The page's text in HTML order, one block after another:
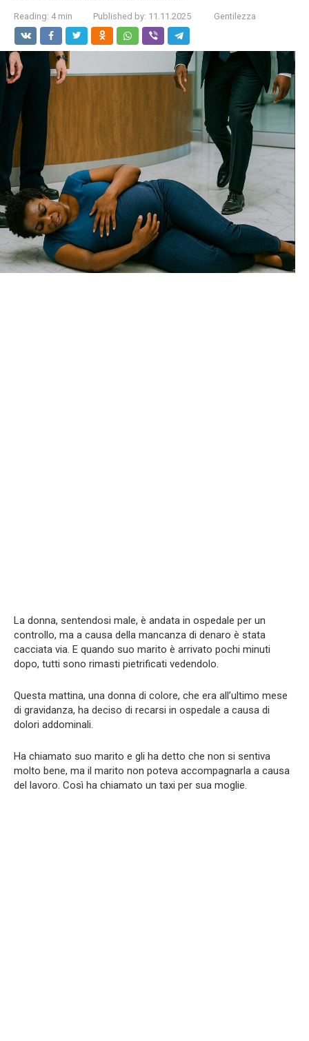
Reading: 4 min Published by: 11.11.2025 Gentilezza
La donna, sentendosi male, è andata in ospedale per un
controllo, ma a causa della mancanza di denaro è stata
cacciata via. E quando suo marito è arrivato pochi minuti
dopo, tutti sono rimasti pietrificati vedendolo.
Questa mattina, una donna di colore, che era all’ultimo mese
di gravidanza, ha deciso di recarsi in ospedale a causa di
dolori addominali.
Ha chiamato suo marito e gli ha detto che non si sentiva
molto bene, ma il marito non poteva accompagnarla a causa
del lavoro. Così ha chiamato un taxi per sua moglie.